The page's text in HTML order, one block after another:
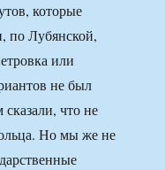
которые
по Лубянской,
или
не был
что не
Но мы же не